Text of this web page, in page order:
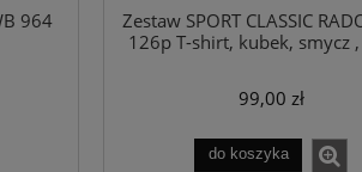
964
Zestaw SPORT CLASSIC
126p T-shirt, kubek, smycz
99,00 zł
do koszyka